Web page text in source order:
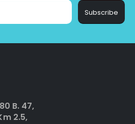
Subscribe
B. 47,
2.5,